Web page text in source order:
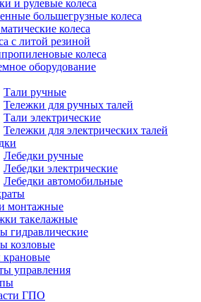
и рулевые колеса
большегрузные колеса
колеса
с литой резиной
колеса
оборудование
Тали ручные
Тележки для ручных талей
Тали электрические
Тележки для электрических талей
Лебедки ручные
Лебедки электрические
Лебедки автомобильные
монтажные
такелажные
гидравлические
козловые
управления
ГПО